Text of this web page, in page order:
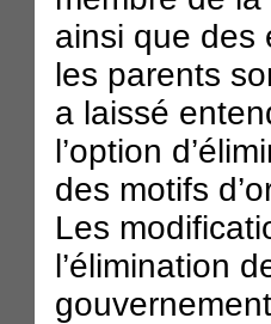
ainsi que des
les parents
a laissé
l’option
des motifs
Les
l’élimination